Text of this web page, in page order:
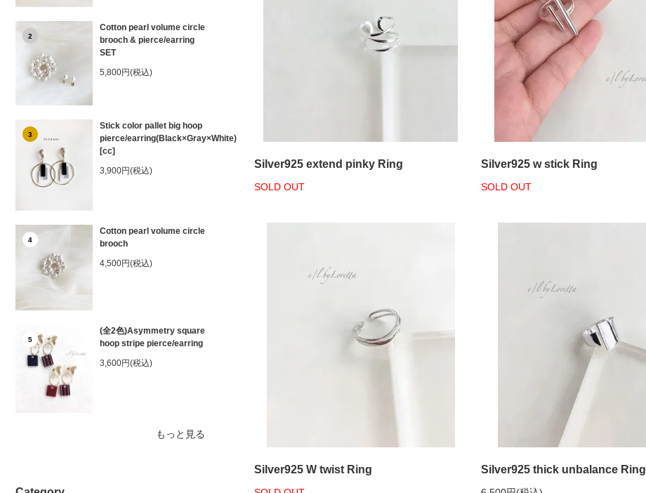
2
Cotton pearl volume circle
brooch & pierce/earring
SET
5,800円(税込)
3
Stick color pallet big hoop
pierce/earring(Black×Gray×White)
[cc]
3,900円(税込)
4
Cotton pearl volume circle
brooch
4,500円(税込)
5
(全2色)Asymmetry square
hoop stripe pierce/earring
3,600円(税込)
もっと見る
Silver925 extend pinky Ring
SOLD OUT
Silver925 w stick Ring
SOLD OUT
Silver925 W twist Ring Silver925 thick unbalance Ring